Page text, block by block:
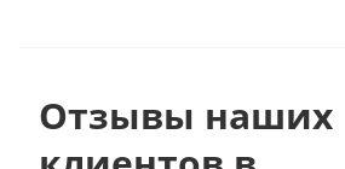
Отзывы наших